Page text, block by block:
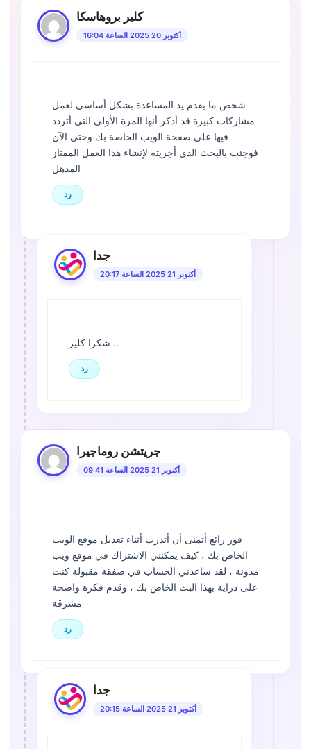
كلير بروهاسكا
أكتوبر 20 2025 الساعة 16:04
شخص ما يقدم يد المساعدة بشكل أساسي لعمل
مشاركات كبيرة قد أذكر أنها المرة الأولى التي أتردد
فيها على صفحة الويب الخاصة بك وحتى الآن
فوجئت بالبحث الذي أجريته لإنشاء هذا العمل الممتاز
المذهل
رد
جدا
أكتوبر 21 2025 الساعة 20:17
شكرا كلير ..
رد
جريتشن روماجيرا
أكتوبر 21 2025 الساعة 09:41
فوز رائع أتمنى أن أتدرب أثناء تعديل موقع الويب
الخاص بك ، كيف يمكنني الاشتراك في موقع ويب
مدونة ، لقد ساعدني الحساب في صفقة مقبولة كنت
على دراية بهذا البث الخاص بك ، وقدم فكرة واضحة
مشرقة
رد
جدا
أكتوبر 21 2025 الساعة 20:15